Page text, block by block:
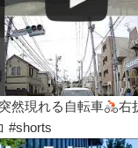
然現れる自転車
右
#shorts